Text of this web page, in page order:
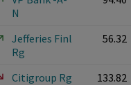
N
Jefferies Finl
Rg
56.32
Citigroup Rg 133.82